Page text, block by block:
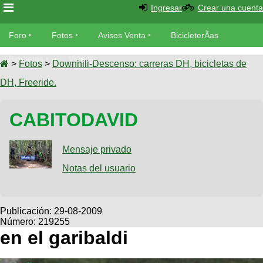
Foro
Foro
TÃ©cnica
Fotos
tu foto
Galeria
XC
Viajes
Descenso
SUBÃ
tu
Buscar
Ultimos
Fotos
BicicleterÃ­
as
Bicicletas
Tandem
Videos
Cicloturismo
Ingresar Crear una cuenta
Foro Fotos Avisos Venta BicicleterÃ­as
Bicicletas Videos
> Fotos > Downhill-Descenso: carreras DH, bicicletas de
DH, Freeride.
CABITODAVID
Mensaje privado
Notas del usuario
Publicación: 29-08-2009
Número: 219255
en el garibaldi